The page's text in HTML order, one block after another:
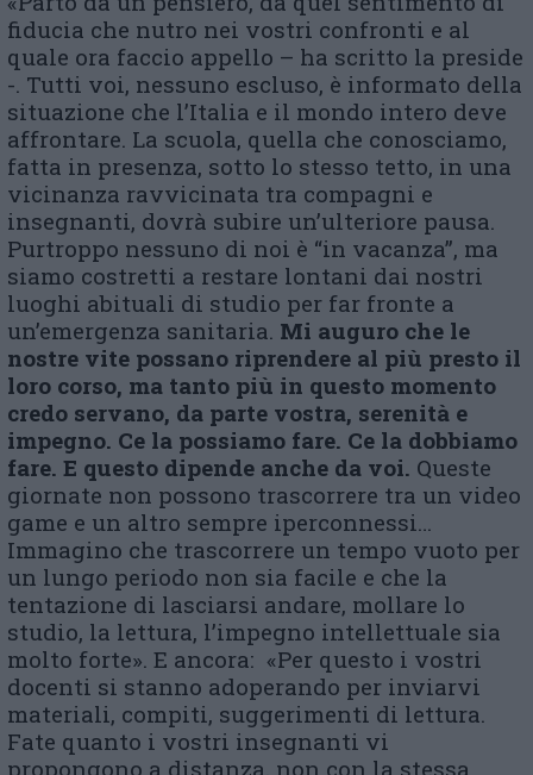
fiducia che nutro nei vostri confronti e al
quale ora faccio appello – ha scritto la preside
-. Tutti voi, nessuno escluso, è informato della
situazione che l’Italia e il mondo intero deve
affrontare. La scuola, quella che conosciamo,
fatta in presenza, sotto lo stesso tetto, in una
vicinanza ravvicinata tra compagni e
insegnanti, dovrà subire un’ulteriore pausa.
Purtroppo nessuno di noi è “in vacanza”, ma
siamo costretti a restare lontani dai nostri
luoghi abituali di studio per far fronte a
un’emergenza sanitaria. Mi auguro che le
nostre vite possano riprendere al più presto il
loro corso, ma tanto più in questo momento
credo servano, da parte vostra, serenità e
impegno. Ce la possiamo fare. Ce la dobbiamo
fare. E questo dipende anche da voi. Queste
giornate non possono trascorrere tra un video
game e un altro sempre iperconnessi…
Immagino che trascorrere un tempo vuoto per
un lungo periodo non sia facile e che la
tentazione di lasciarsi andare, mollare lo
studio, la lettura, l’impegno intellettuale sia
molto forte». E ancora: «Per questo i vostri
docenti si stanno adoperando per inviarvi
materiali, compiti, suggerimenti di lettura.
Fate quanto i vostri insegnanti vi
propongono a distanza, non con la stessa